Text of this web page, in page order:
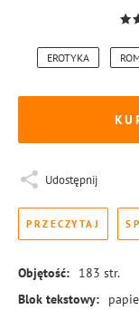
EROTYKA
Udostępnij
PRZECZYTAJ
Objętość: 183 str.
Blok tekstowy: